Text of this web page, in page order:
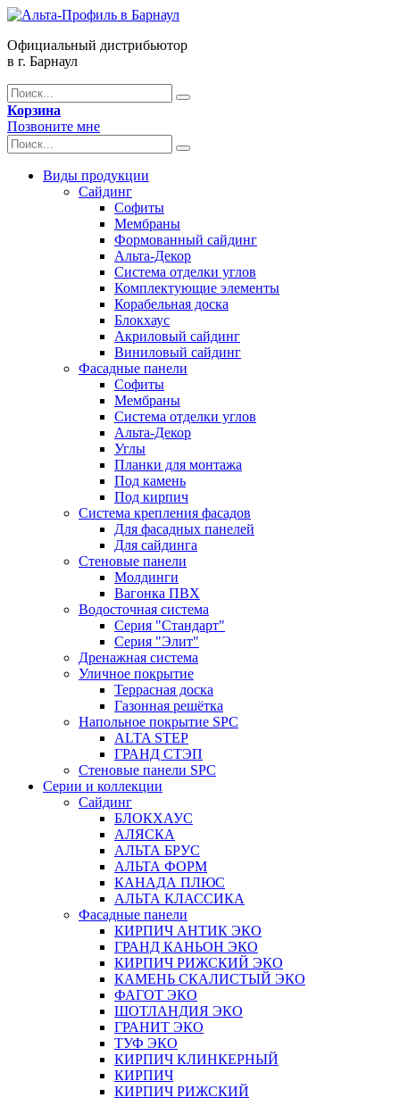
Официальный дистрибьютор
в г. Барнаул
Корзина
Позвоните мне
Виды продукции
Сайдинг
Софиты
Мембраны
Формованный сайдинг
Альта-Декор
Система отделки углов
Комплектующие элементы
Корабельная доска
Блокхаус
Акриловый сайдинг
Виниловый сайдинг
Фасадные панели
Софиты
Мембраны
Система отделки углов
Альта-Декор
Углы
Планки для монтажа
Под камень
Под кирпич
Система крепления фасадов
Для фасадных панелей
Для сайдинга
Стеновые панели
Молдинги
Вагонка ПВХ
Водосточная система
Серия "Стандарт"
Серия "Элит"
Дренажная система
Уличное покрытие
Террасная доска
Газонная решётка
Напольное покрытие SPC
ALTA STEP
ГРАНД СТЭП
Стеновые панели SPC
Серии и коллекции
Сайдинг
БЛОКХАУС
АЛЯСКА
АЛЬТА БРУС
АЛЬТА ФОРМ
КАНАДА ПЛЮС
АЛЬТА КЛАССИКА
Фасадные панели
КИРПИЧ АНТИК ЭКО
ГРАНД КАНЬОН ЭКО
КИРПИЧ РИЖСКИЙ ЭКО
КАМЕНЬ СКАЛИСТЫЙ ЭКО
ФАГОТ ЭКО
ШОТЛАНДИЯ ЭКО
ГРАНИТ ЭКО
ТУФ ЭКО
КИРПИЧ КЛИНКЕРНЫЙ
КИРПИЧ
КИРПИЧ РИЖСКИЙ